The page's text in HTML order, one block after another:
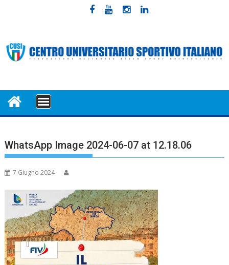
MENU
WhatsApp Image 2024-06-07 at 12.18.06
7 Giugno 2024